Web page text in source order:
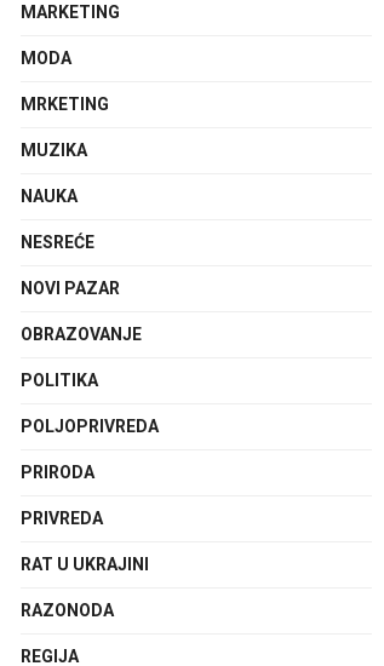
MARKETING
MODA
MRKETING
MUZIKA
NAUKA
NESREĆE
NOVI PAZAR
OBRAZOVANJE
POLITIKA
POLJOPRIVREDA
PRIRODA
PRIVREDA
RAT U UKRAJINI
RAZONODA
REGIJA